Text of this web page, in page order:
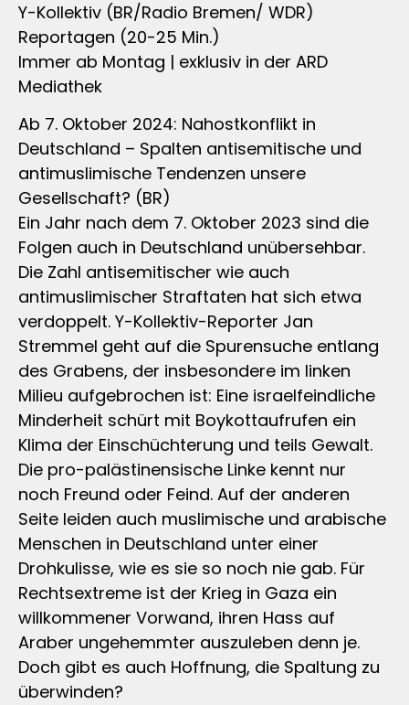
Y-Kollektiv (BR/Radio Bremen/ WDR)
Reportagen (20-25 Min.)
Immer ab Montag | exklusiv in der ARD
Mediathek
Ab 7. Oktober 2024: Nahostkonflikt in
Deutschland – Spalten antisemitische und
antimuslimische Tendenzen unsere
Gesellschaft? (BR)
Ein Jahr nach dem 7. Oktober 2023 sind die
Folgen auch in Deutschland unübersehbar.
Die Zahl antisemitischer wie auch
antimuslimischer Straftaten hat sich etwa
verdoppelt. Y-Kollektiv-Reporter Jan
Stremmel geht auf die Spurensuche entlang
des Grabens, der insbesondere im linken
Milieu aufgebrochen ist: Eine israelfeindliche
Minderheit schürt mit Boykottaufrufen ein
Klima der Einschüchterung und teils Gewalt.
Die pro-palästinensische Linke kennt nur
noch Freund oder Feind. Auf der anderen
Seite leiden auch muslimische und arabische
Menschen in Deutschland unter einer
Drohkulisse, wie es sie so noch nie gab. Für
Rechtsextreme ist der Krieg in Gaza ein
willkommener Vorwand, ihren Hass auf
Araber ungehemmter auszuleben denn je.
Doch gibt es auch Hoffnung, die Spaltung zu
überwinden?